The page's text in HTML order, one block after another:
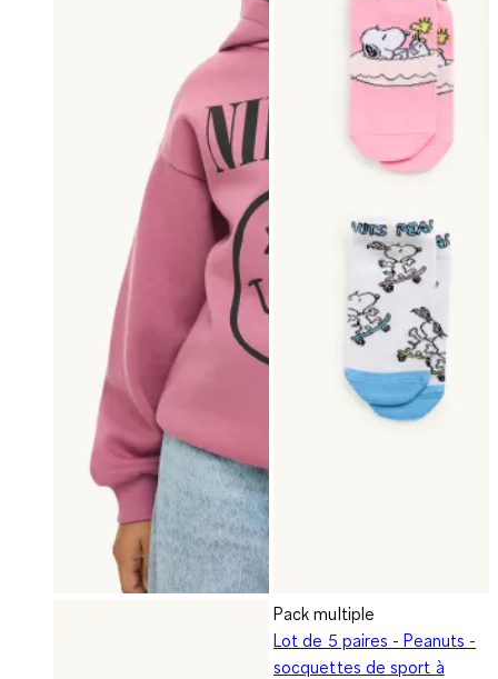
Pack multiple
Lot de 5 paires - Peanuts -
socquettes de sport à